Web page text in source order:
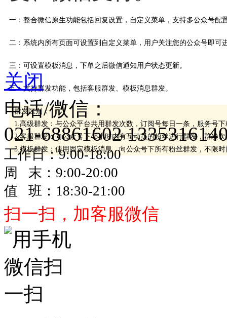
一：整合微信原生功能包括回复设置，自定义菜单，支持多公众号配
二：系统内所有页面可设置到自定义菜单，用户关注您的公众号即可
三：可设置模板消息，下单之后微信通知用户状态更新。
五：支持群发功能，包括客服群发、模板消息群发。
群发区别：
1.高级群发：与公众平台共用群发次数，订阅号每日一条，服务号
2.客服群发：向公众号下48小时内有互动员的粉丝进行群发，群发
3.模板群发：使用固定模板消息，向公众号下所有粉丝群发，不限
关闭
电话/微信：
021-68861602
工作日：9:00-18:00
周 末：9:00-20:00
值 班：18:30-21:00
扫一扫，加客服微信